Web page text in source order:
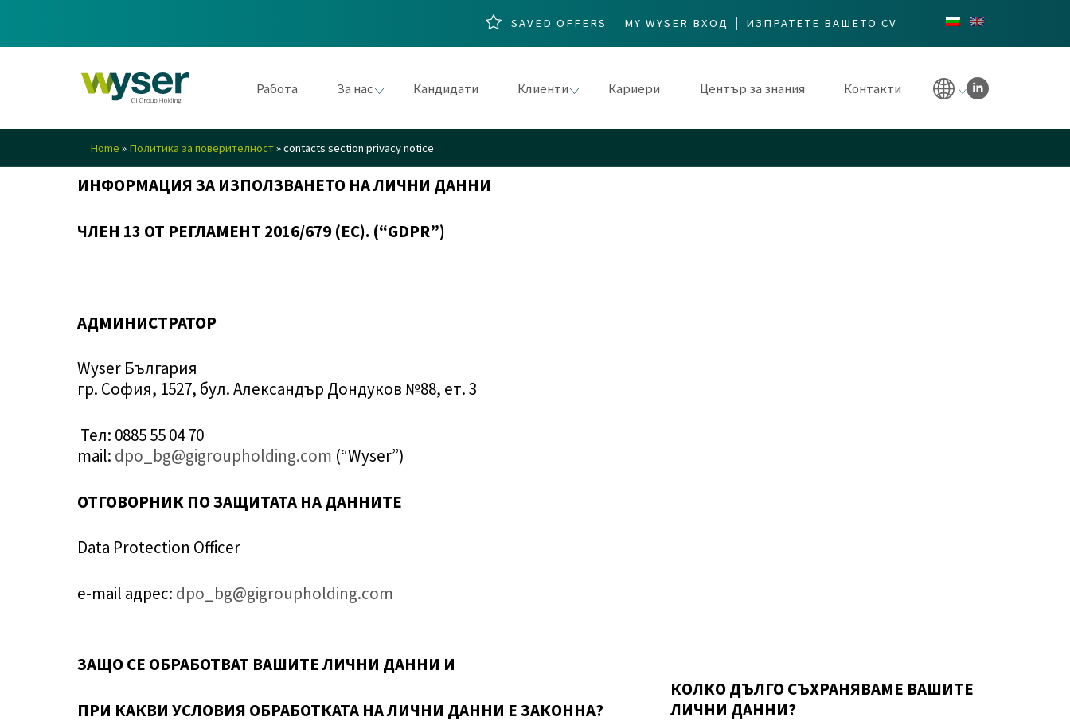
SAVED OFFERS MY WYSER ВХОД ИЗПРАТЕТЕ ВАШЕТО CV
Работа За нас Кандидати Клиенти Кариери Център за знания Контакти
Home » Политика за поверителност»contacts section privacy notice
Работа
Стратегически основи
Специализации
Кандидати
Клиенти
Кариери
Център за знания
Контакти
SAVED OFFERS
ИНФОРМАЦИЯ ЗА ИЗПОЛЗВАНЕТО НА ЛИЧНИ ДАННИ
ЧЛЕН 13 ОТ РЕГЛАМЕНТ 2016/679 (ЕС). (“GDPR”)
АДМИНИСТРАТОР
Wyser България
гр. София, 1527, бул. Александър Дондуков №88, ет. 3
Тел: 0885 55 04 70
mail: dpo_bg@gigroupholding.com (“Wyser”)
ОТГОВОРНИК ПО ЗАЩИТАТА НА ДАННИТЕ
Data Protection Officer
e-mail адрес: dpo_bg@gigroupholding.com
ЗАЩО СЕ ОБРАБОТВАТ ВАШИТЕ ЛИЧНИ ДАННИ И
ПРИ КАКВИ УСЛОВИЯ ОБРАБОТКАТА НА ЛИЧНИ ДАННИ Е ЗАКОННА?
КОЛКО ДЪЛГО СЪХРАНЯВАМЕ ВАШИТЕ
ЛИЧНИ ДАННИ?